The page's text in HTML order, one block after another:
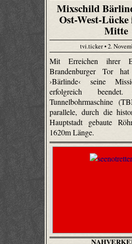
Mixschild
Ost-West-
Mitte
tvi.ticker • 2.
Mit Erreichen ihrer
Brandenburger Tor
›Bärlinde‹ seine
erfolgreich
Tunnelbohrmaschine
parallele, durch die
Hauptstadt gebaute
1620m Länge.